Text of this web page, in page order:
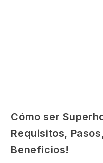
Cómo ser
Requisitos,
Beneficios!